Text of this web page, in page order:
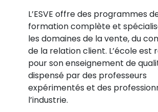
L’ESVE offre des programmes
formation complète et
les domaines de la vente, du
de la relation client. L’école est
pour son enseignement de
dispensé par des professeurs
expérimentés et des
l’industrie.